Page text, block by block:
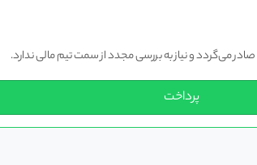
می‌گردد و نیاز به بررسی مجدد از سمت تیم مالی ندارد.
پرداخت